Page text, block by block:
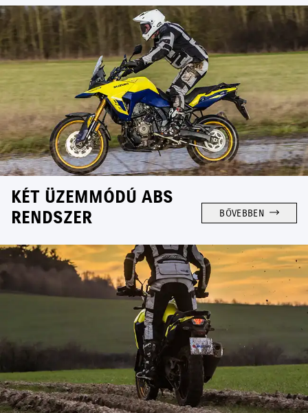
KÉT ÜZEMMÓDÚ ABS
RENDSZER
BŐVEBBEN